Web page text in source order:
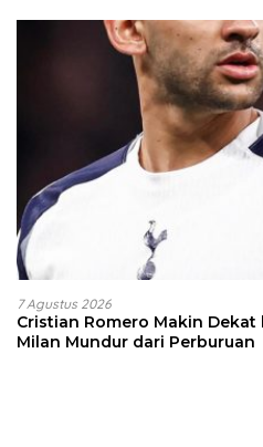
7 Agustus 2026
Cristian Romero Makin
Milan Mundur dari Perburuan